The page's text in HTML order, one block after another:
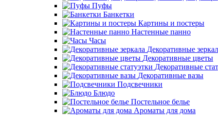
Пуфы
Банкетки
Картины и постеры
Настенные панно
Часы
Декоративные
Декоративные цветы
Декоративные
Декоративные вазы
Подсвечники
Блюдо
Постельное белье
Ароматы для дома